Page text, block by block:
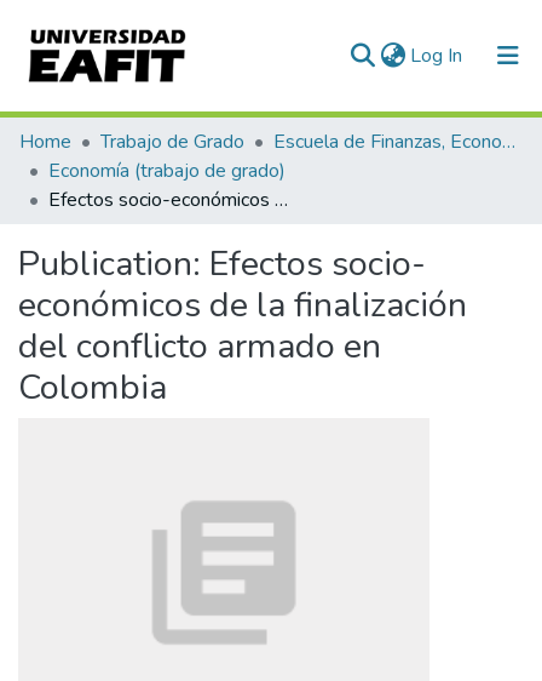
Log In (current)
Communities & Collections
All of DSpace
Home Trabajo de Grado
Escuela de Finanzas, Economía y Gobierno
Economía (trabajo de grado)
Efectos socio-económicos de la finalización del conflicto armado en Colombia
Publication: Efectos socio-
económicos de la finalización
del conflicto armado en
Colombia